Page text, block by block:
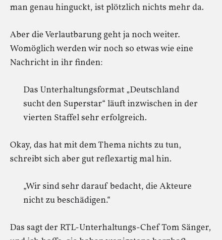
man genau hinguckt, ist plötzlich nichts mehr da.
Aber die Verlautbarung geht ja noch weiter.
Womöglich werden wir noch so etwas wie eine
Nachricht in ihr finden:
Das Unterhaltungsformat „Deutschland
sucht den Superstar“ läuft inzwischen in der
vierten Staffel sehr erfolgreich.
Okay, das hat mit dem Thema nichts zu tun,
schreibt sich aber gut reflexartig mal hin.
„Wir sind sehr darauf bedacht, die Akteure
nicht zu beschädigen.“
Das sagt der RTL-Unterhaltungs-Chef Tom Sänger,